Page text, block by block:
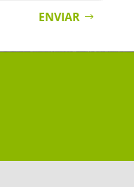
ENVIAR